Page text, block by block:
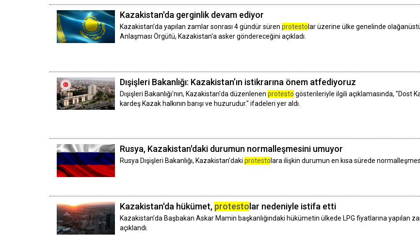
Kazakistan'da gerginlik devam ediyor
Kazakistan’da yapılan zamlar sonrası 4 gündür süren protesto lar üzerine ülke genelinde
Anlaşması Örgütü, Kazakistan'a asker göndereceğini açıkladı.
Dışişleri Bakanlığı: Kazakistan’ın istikrarına önem atfediyoruz
Dışişleri Bakanlığı'nın, Kazakistan'da düzenlenen protesto gösterileriyle ilgili açıklamasında, "Dost
kardeş Kazak halkının barışı ve huzurudur." ifadeleri yer aldı.
Rusya, Kazakistan'daki durumun normalleşmesini umuyor
Rusya Dışişleri Bakanlığı, Kazakistan’daki protesto lara ilişkin durumun en kısa sürede
Kazakistan'da hükümet, protesto lar nedeniyle istifa etti
Kazakistan’da Başbakan Askar Mamin başkanlığındaki hükümetin ülkede LPG fiyatlarına yapılan
açıklandı.